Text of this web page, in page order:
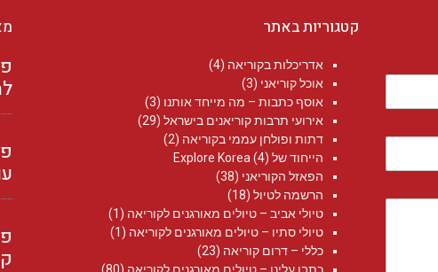
קטגוריות באתר
אדריכלות בקוריאה (4)
אוכל קוריאני (3)
אוסף כתבות – מה מייחד אותנו (3)
אירועי תרבות קוריאנים בישראל (29)
דתות ופולחן עממי בקוריאה (2)
הייחוד של Explore Korea (4)
הפאזל הקוריאני (38)
הרשמה לטיול (18)
טיולי אביב – טיולים מאורגנים לקוריאה (1)
טיולי סתיו – טיולים מאורגנים לקוריאה (1)
כללי – דרום קוריאה (23)